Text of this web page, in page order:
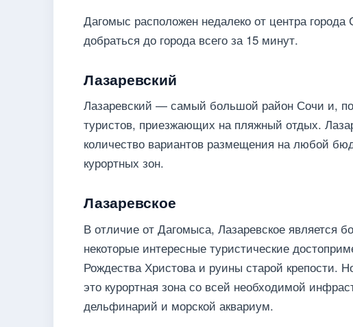
Дагомыс расположен недалеко от центра
добраться до города всего за 15 минут.
Лазаревский
Лазаревский — самый большой район Сочи и,
туристов, приезжающих на пляжный отдых.
количество вариантов размещения на любой
курортных зон.
Лазаревское
В отличие от Дагомыса, Лазаревское является
некоторые интересные туристические
Рождества Христова и руины старой крепости.
это курортная зона со всей необходимой
дельфинарий и морской аквариум.